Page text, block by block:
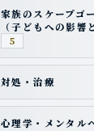
家族のスケープゴ
（子どもへの影響
5
対処・治療
心理学・メンタル